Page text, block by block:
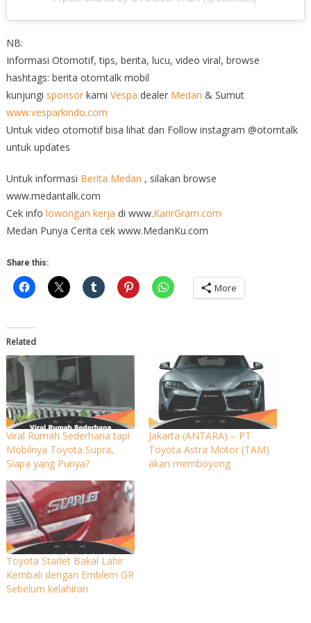
NB:
Informasi Otomotif, tips, berita, lucu, video viral, browse
hashtags: berita otomtalk mobil
kunjungi sponsorkami Vespa dealer Medan & Sumut
www.vesparkindo.com
Untuk video otomotif bisa lihat dan Follow instagram @otomtalk
untuk updates
Untuk informasi Berita Medan , silakan browse
www.medantalk.com
Cek info lowongan kerja di www.KarirGram.com
Medan Punya Cerita cek www.MedanKu.com
Share this:
More
Related
Viral Rumah Sederhana tapi
Mobilnya Toyota Supra,
Siapa yang Punya?
Jakarta (ANTARA) – PT
Toyota Astra Motor (TAM)
akan memboyong
Toyota Starlet Bakal Lahir
Kembali dengan Emblem GR
Sebelum kelahiran